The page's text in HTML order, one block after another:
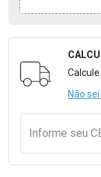
Formulário
Não
Informe seu